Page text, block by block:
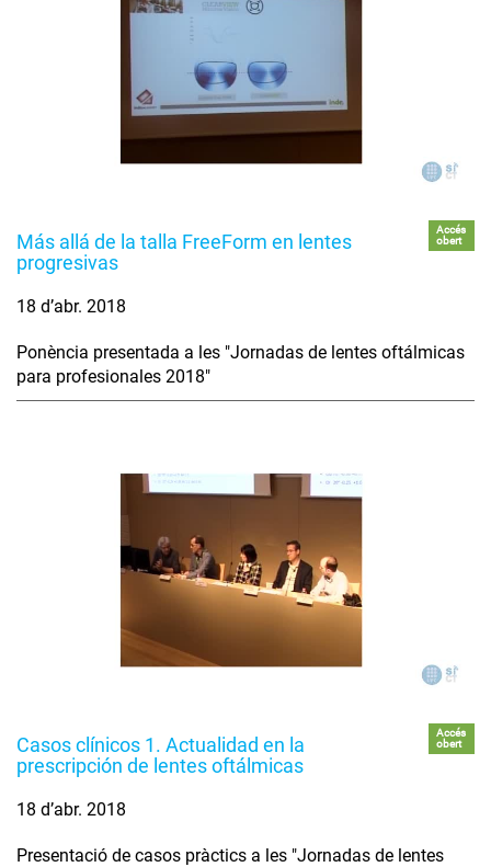
Más allá de la talla FreeForm en lentes
progresivas
Accés
obert
18 d’abr. 2018
Ponència presentada a les "Jornadas de lentes oftálmicas
para profesionales 2018"
Casos clínicos 1. Actualidad en la
prescripción de lentes oftálmicas
Accés
obert
18 d’abr. 2018
Presentació de casos pràctics a les "Jornadas de lentes